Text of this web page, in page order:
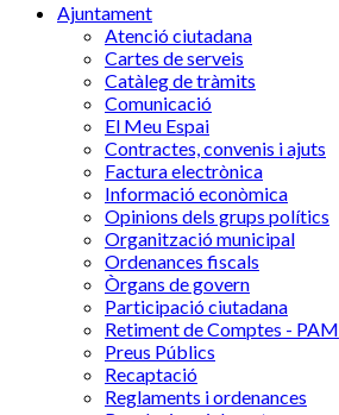
Ajuntament
Atenció ciutadana
Cartes de serveis
Catàleg de tràmits
Comunicació
El Meu Espai
Contractes, convenis i ajuts
Factura electrònica
Informació econòmica
Opinions dels grups polítics
Organització municipal
Ordenances fiscals
Òrgans de govern
Participació ciutadana
Retiment de Comptes - PAM
Preus Públics
Recaptació
Reglaments i ordenances